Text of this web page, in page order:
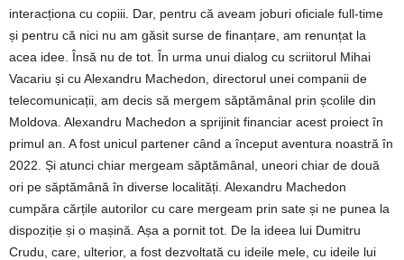
interacționa cu copiii. Dar, pentru că aveam joburi oficiale full-time
și pentru că nici nu am găsit surse de finanțare, am renunțat la
acea idee. Însă nu de tot. În urma unui dialog cu scriitorul Mihai
Vacariu și cu Alexandru Machedon, directorul unei companii de
telecomunicații, am decis să mergem săptămânal prin școlile din
Moldova. Alexandru Machedon a sprijinit financiar acest proiect în
primul an. A fost unicul partener când a început aventura noastră în
2022. Și atunci chiar mergeam săptămânal, uneori chiar de două
ori pe săptămână în diverse localități. Alexandru Machedon
cumpăra cărțile autorilor cu care mergeam prin sate și ne punea la
dispoziție și o mașină. Așa a pornit tot. De la ideea lui Dumitru
Crudu, care, ulterior, a fost dezvoltată cu ideile mele, cu ideile lui